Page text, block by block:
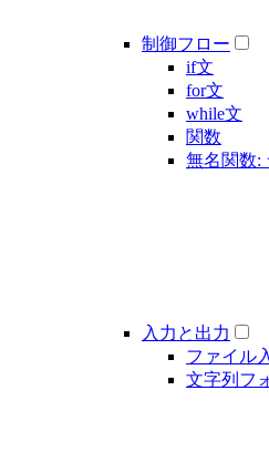
制御フロー
if文
for文
while文
関数
無名関数:
入力と出力
ファイル
文字列フ